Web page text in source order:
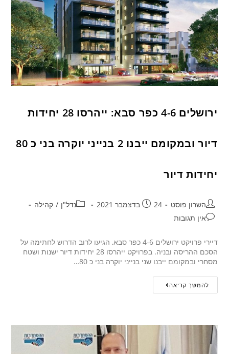
ירושלים 4-6 כפר סבא: ייהרסו 28 יחידות
דיור ובמקומם ייבנו 2 בנייני יוקרה בני כ 80
יחידות דיור
השרון פוסט 24 בדצמבר 2021 נדל"ן / קהילה
אין תגובות
דיירי פרויקט ירושלים 4-6 כפר סבא, הגיעו לרוב הדרוש לחתימה על
הסכם ההריסה ובניה. בפרויקט ייהרסו 28 יחידות דיור ישנות ושטח
מסחרי ובמקומם ייבנו שני בנייני יוקרה בני כ 80…
להמשך קריאה